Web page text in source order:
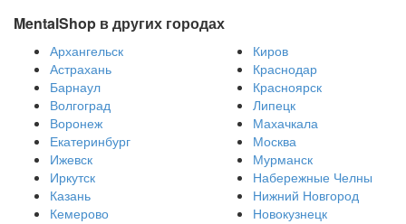
MentalShop в других городах
Архангельск
Астрахань
Барнаул
Волгоград
Воронеж
Екатеринбург
Ижевск
Иркутск
Казань
Кемерово
Киров
Краснодар
Красноярск
Липецк
Махачкала
Москва
Мурманск
Набережные Челны
Нижний Новгород
Новокузнецк